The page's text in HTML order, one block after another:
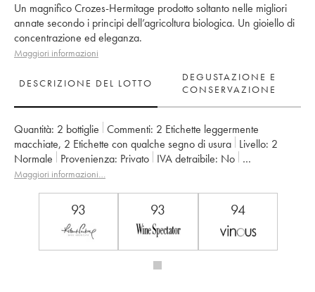
Un magnifico Crozes-Hermitage prodotto soltanto nelle migliori
annate secondo i principi dell’agricoltura biologica. Un gioiello di
concentrazione ed eleganza.
Maggiori informazioni
DESCRIZIONE DEL LOTTO
DEGUSTAZIONE E
CONSERVAZIONE
Quantità: 2 bottiglie Commenti: 2 Etichette leggermente
macchiate, 2 Etichette con qualche segno di usura Livello: 2
Normale
Provenienza: privato IVA detraibile:
no
Regione:
Valle del Rodano
Maggiori informazioni…
93 93 94